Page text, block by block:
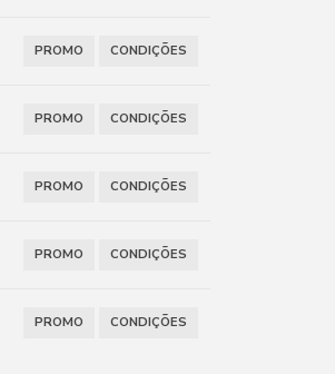
PROMO CONDIÇÕES
PROMO CONDIÇÕES
PROMO CONDIÇÕES
PROMO CONDIÇÕES
PROMO CONDIÇÕES